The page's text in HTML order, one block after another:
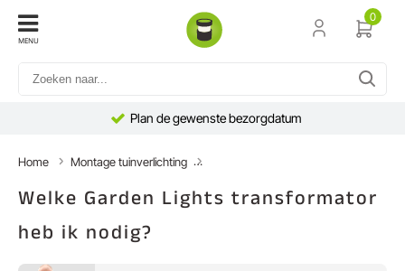
MENU
0
Plan de gewenste bezorgdatum
Home Montage tuinverlichting
Welke Garden Lights transformator
heb ik nodig?